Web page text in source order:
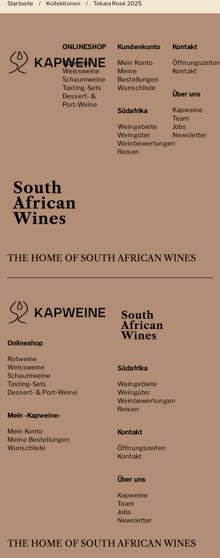
Startseite / Kollektionen / Tokara Rosé 2025
ONLINESHOP
Rotweine
Weissweine
Schaumweine
Tasting-Sets
Dessert- &
Port-Weine
Kundenkonto
Mein Konto
Meine
Bestellungen
Wunschliste
Südafrika
Weingebiete
Weingüter
Weinbewertungen
Reisen
Kontakt
Kontakt
Über uns
Kapweine
Team
Jobs
Newsletter
THE HOME OF SOUTH AFRICAN WINES
Onlineshop
Rotweine
Weissweine
Schaumweine
Tasting-Sets
Dessert- & Port-Weine
Mein -Kapweine-
Mein Konto
Meine Bestellungen
Wunschliste
Südafrika
Weingebiete
Weingüter
Weinbewertungen
Reisen
Kontakt
Öffnungszeiten
Kontakt
Über uns
Kapweine
Team
Jobs
Newsletter
THE HOME OF SOUTH AFRICAN WINES